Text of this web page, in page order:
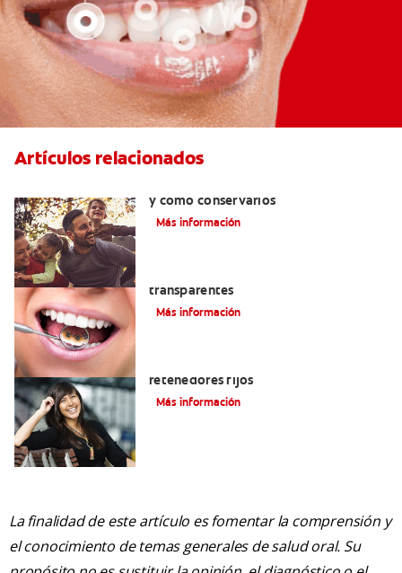
Artículos relacionados
y cómo conservarlos
Más información
transparentes
Más información
retenedores fijos
Más información
La finalidad de este artículo es fomentar la comprensión y
el conocimiento de temas generales de salud oral. Su